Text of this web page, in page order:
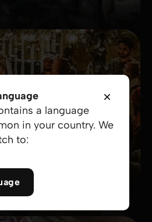
a language
in your country. We
to: